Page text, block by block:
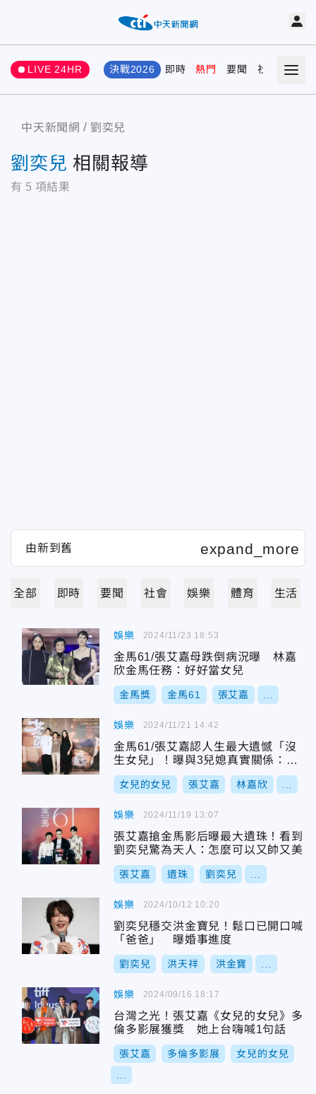
LIVE 24HR 決戰2026 即時 熱門 要聞 社會 娛樂
中天新聞網 劉奕兒
劉奕兒 相關報導
有 5 項結果
全部 即時 要聞 社會 娛樂 體育 生活
娛樂
金馬61/張艾嘉母跌倒病況曝 林嘉
欣金馬任務：好好當女兒
金馬獎 金馬61 張艾嘉
2024/11/23 18:53
娛樂
金馬61/張艾嘉認人生最大遺憾「沒
生女兒」！曝與3兒媳真實關係：當
女兒疼
女兒的女兒 張艾嘉 林嘉欣
2024/11/21 14:42
娛樂
張艾嘉搶金馬影后曝最大遺珠！看到
劉奕兒驚為天人：怎麼可以又帥又美
張艾嘉 遺珠 劉奕兒
2024/11/19 13:07
娛樂
劉奕兒穩交洪金寶兒！鬆口已開口喊
「爸爸」 曝婚事進度
劉奕兒 洪天祥 洪金寶
2024/10/12 10:20
娛樂
台灣之光！張艾嘉《女兒的女兒》多
倫多影展獲獎 她上台嗨喊1句話
張艾嘉 多倫多影展 女兒的女兒
2024/09/16 18:17